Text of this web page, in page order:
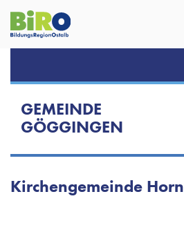
GEMEINDE
GÖGGINGEN
Kirchengemeinde Horn